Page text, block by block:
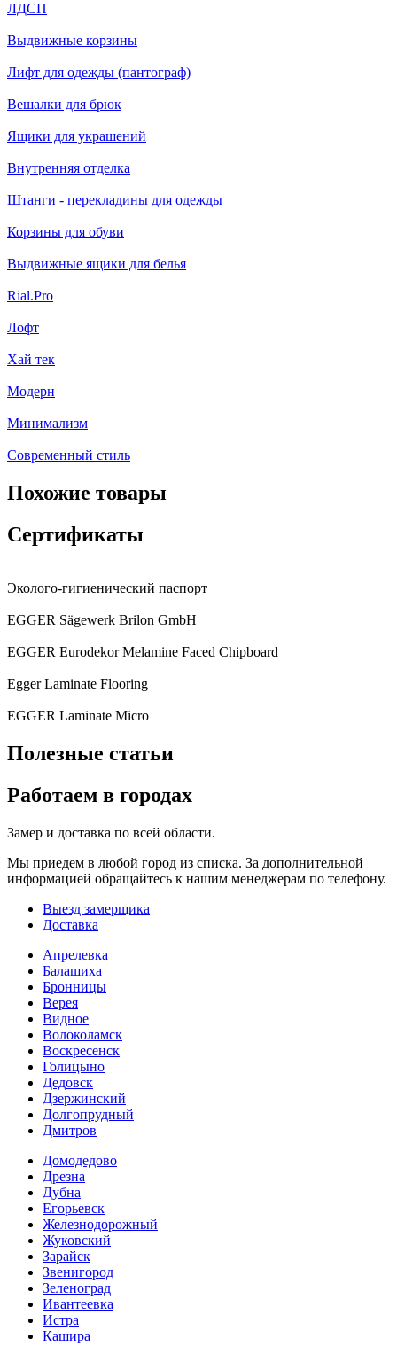
ЛДСП
Выдвижные корзины
Лифт для одежды (пантограф)
Вешалки для брюк
Ящики для украшений
Внутренняя отделка
Штанги - перекладины для одежды
Корзины для обуви
Выдвижные ящики для белья
Rial.Pro
Лофт
Хай тек
Модерн
Минимализм
Современный стиль
Похожие товары
Сертификаты
Эколого-гигиенический паспорт
EGGER Sägewerk Brilon GmbH
EGGER Eurodekor Melamine Faced Chipboard
Egger Laminate Flooring
EGGER Laminate Micro
Полезные статьи
Работаем в городах
Замер и доставка по всей области.
Мы приедем в любой город из списка. За дополнительной
информацией обращайтесь к нашим менеджерам по телефону.
Выезд замерщика
Доставка
Апрелевка
Балашиха
Бронницы
Верея
Видное
Волоколамск
Воскресенск
Голицыно
Дедовск
Дзержинский
Долгопрудный
Дмитров
Домодедово
Дрезна
Дубна
Егорьевск
Железнодорожный
Жуковский
Зарайск
Звенигород
Зеленоград
Ивантеевка
Истра
Кашира